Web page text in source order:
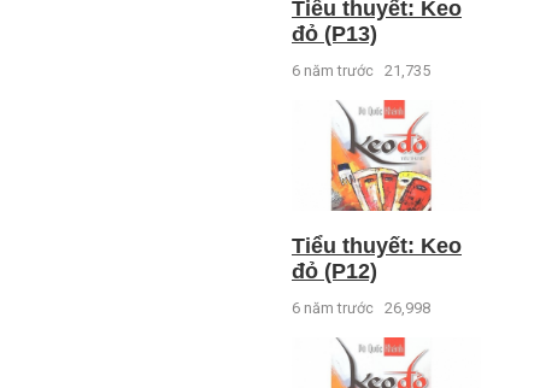
Tiểu thuyết: Keo
đỏ (P13)
6 năm trước 21,735
Tiểu thuyết: Keo
đỏ (P12)
6 năm trước 26,998